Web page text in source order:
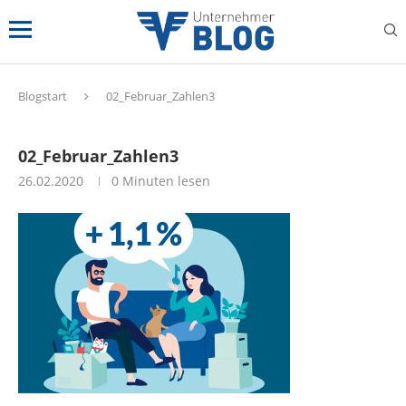
Blogstart 02_Februar_Zahlen3
02_Februar_Zahlen3
26.02.2020 0 Minuten lesen